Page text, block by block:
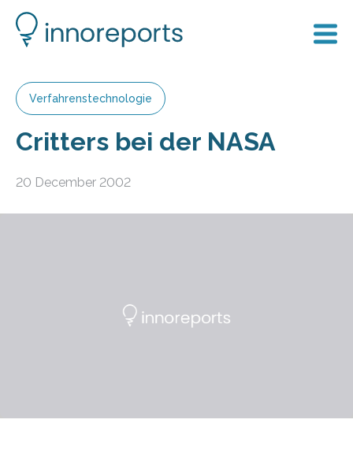
Verfahrenstechnologie
Critters bei der NASA
20 December 2002